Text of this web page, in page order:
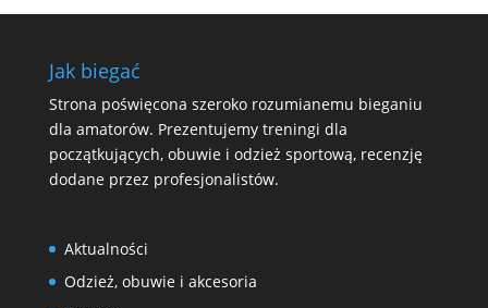
Jak biegać
Strona poświęcona szeroko rozumianemu bieganiu
dla amatorów. Prezentujemy treningi dla
początkujących, obuwie i odzież sportową, recenzję
dodane przez profesjonalistów.
Aktualności
Odzież, obuwie i akcesoria